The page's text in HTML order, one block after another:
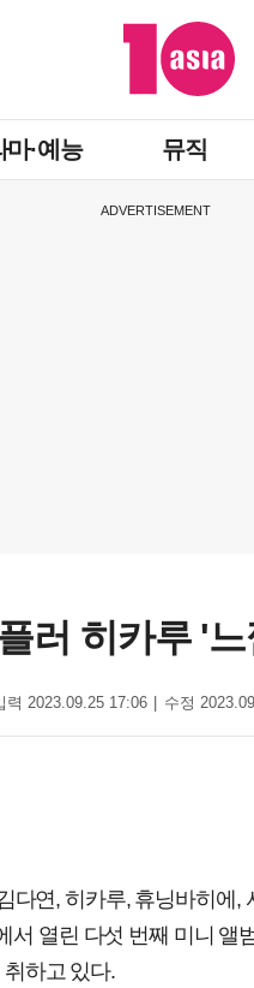
마·예능 뮤직
ADVERTISEMENT
러 히카루 '
력 2023.09.25 17:06 수정
다연, 히카루, 휴닝바히에,
열린 다섯 번째 미니 앨
취하고 있다.